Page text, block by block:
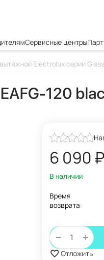
Сервисные центры
Electrolux серии
120
6 090 ₽
В наличии
Время
возврата:
+
−
Отложить